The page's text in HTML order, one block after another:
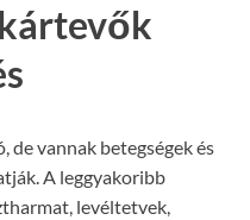
de vannak betegségek és
A leggyakoribb
levéltetvek,